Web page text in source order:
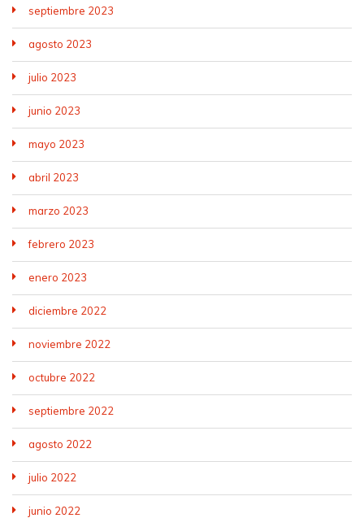
septiembre 2023
agosto 2023
julio 2023
junio 2023
mayo 2023
abril 2023
marzo 2023
febrero 2023
enero 2023
diciembre 2022
noviembre 2022
octubre 2022
septiembre 2022
agosto 2022
julio 2022
junio 2022